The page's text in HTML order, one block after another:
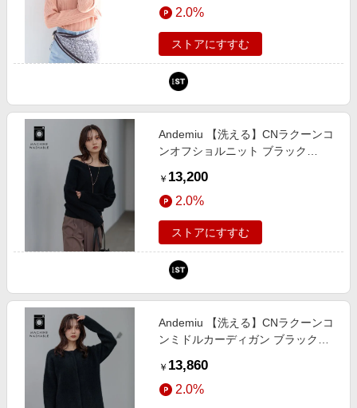
ティ）
2.0%
ストアにすすむ
Andemiu 【洗える】CNラクーンコ
ンオフショルニット ブラック
ミュウ 491270 and ST アンドエス
ティ（旧ドットエスティ）
￥ 13,200
2.0%
ストアにすすむ
Andemiu 【洗える】CNラクーンコ
ンミドルカーディガン ブラック
ミュウ 491271 and ST アンドエス
ティ（旧ドットエスティ）
￥ 13,860
2.0%